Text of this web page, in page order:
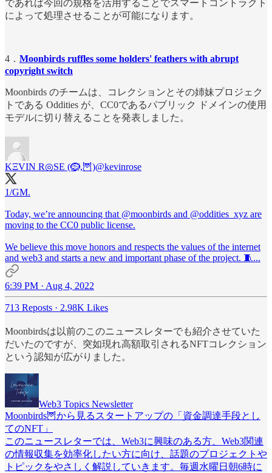
であれば今回の規格を活用することでスマートコントラクト
によって処理させることが可能になります。
4． Moonbirds ruffles some holders' feathers with abrupt
copyright switch
Moonbirds のチームは、コレクションとその姉妹プロジェク
トである Oddities が、CC0であるパブリック ドメインの使用
モデルに切り替えることを発表しました。
KΞVIN R◎SE (🪹,🦉)@kevinrose
1/GM.
Today, we’re announcing that @moonbirds and @oddities_xyz are
moving to the CC0 public license.
We believe this move honors and respects the values of the internet
and web3 and starts a new and important phase of the project. 🧵...
6:39 PM · Aug 4, 2022
713 Reposts · 2.98K Likes
Moonbirdsは以前のこのニュースレターでも紹介させていた
だいたのですが、突如現れ高額取引されるNFTコレクション
という認知が広がりました。
Web3 Topics Newsletter
Moonbirds🦉から見るスタートアップの「資金調達手段とし
てのNFT」
このニュースレターでは、Web3に興味のある方、Web3関連
の情報収集を効率化したい方に向け、話題のプロジェクトや
トピックをやさしく解説していきます。毎週水曜日朝6時に